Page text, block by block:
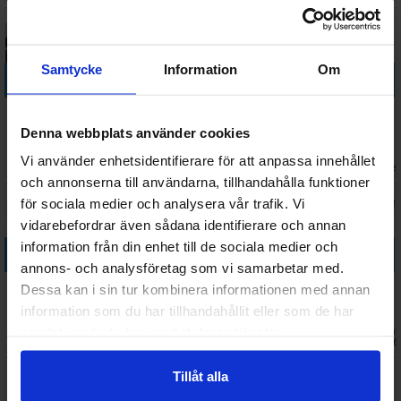
Samtycke Information Om
Denna webbplats använder cookies
Vi använder enhetsidentifierare för att anpassa innehållet
och annonserna till användarna, tillhandahålla funktioner
för sociala medier och analysera vår trafik. Vi
vidarebefordrar även sådana identifierare och annan
information från din enhet till de sociala medier och
annons- och analysföretag som vi samarbetar med.
Dessa kan i sin tur kombinera informationen med annan
information som du har tillhandahållit eller som de har
Tillåt alla
Köp
Battle of the
1 079 SEK I lager:1
Stalingrad
948 SEK I lager:2
WWI 1914
1 148 SEK I lager:2
Köp
Brädspel
498 SEK I
Köp
Axis & Allies
Anniversary
Köp
Axis & Allies
Stalingrad
Köp
Western
Campaigns
Axis & Allies
Pacific 1940